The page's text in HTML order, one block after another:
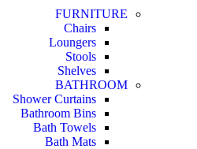
FURNITURE
Chairs
Loungers
Stools
Shelves
BATHROOM
Shower Curtains
Bathroom Bins
Bath Towels
Bath Mats